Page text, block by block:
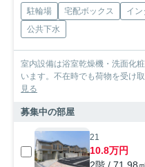
駐輪場 宅配ボックス イ
公共下水
室内設備は浴室乾燥機・洗面化
います。不在時でも荷物を受け
見る
募集中の部屋
21
10.8万円